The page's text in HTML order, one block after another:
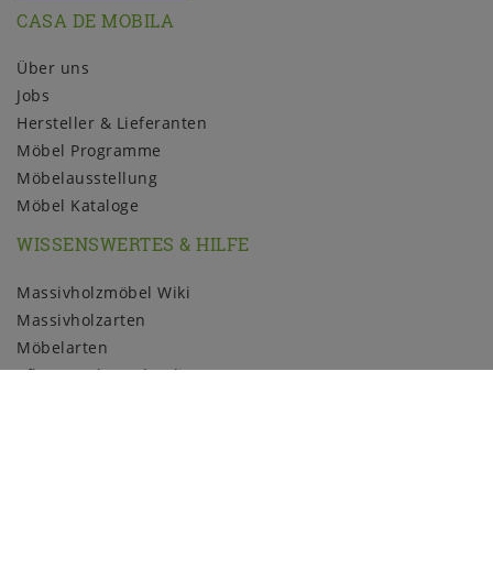
CASA DE MOBILA
Über uns
Jobs
Hersteller & Lieferanten
Möbel Programme
Möbelausstellung
Möbel Kataloge
WISSENSWERTES & HILFE
Massivholzmöbel Wiki
Massivholzarten
Möbelarten
Pflege und Kundendienst